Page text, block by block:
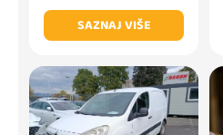
SAZNAJ VIŠE